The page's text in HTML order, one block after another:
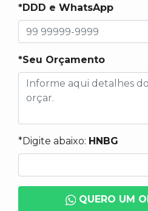
*DDD e WhatsApp
*Seu Orçamento
*Digite abaixo: HNBG
QUERO UM